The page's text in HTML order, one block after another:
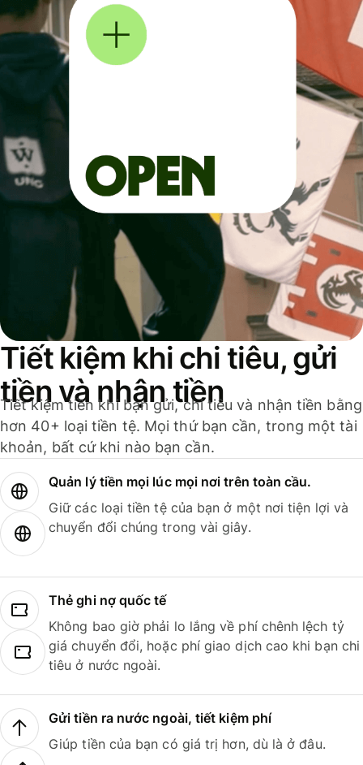
Tiết kiệm khi chi tiêu, gửi
tiền và nhận tiền
Tiết kiệm tiền khi bạn gửi, chi tiêu và nhận tiền bằng
hơn 40+ loại tiền tệ. Mọi thứ bạn cần, trong một tài
khoản, bất cứ khi nào bạn cần.
Quản lý tiền mọi lúc mọi nơi trên toàn cầu.
Giữ các loại tiền tệ của bạn ở một nơi tiện lợi và
chuyển đổi chúng trong vài giây.
Thẻ ghi nợ quốc tế
Không bao giờ phải lo lắng về phí chênh lệch tỷ
giá chuyển đổi, hoặc phí giao dịch cao khi bạn chi
tiêu ở nước ngoài.
Gửi tiền ra nước ngoài, tiết kiệm phí
Giúp tiền của bạn có giá trị hơn, dù là ở đâu.